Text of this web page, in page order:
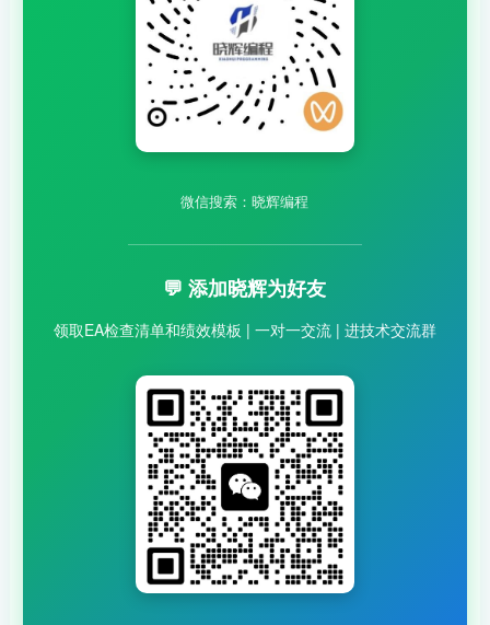
微信搜索：晓辉编程
💬 添加晓辉为好友
领取EA检查清单和绩效模板 | 一对一交流 | 进技术交流群